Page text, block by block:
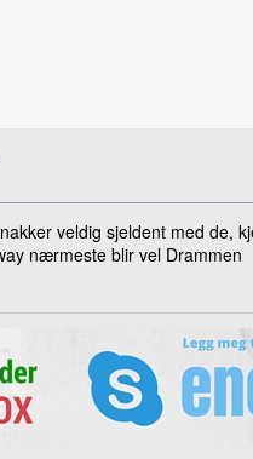
veldig sjeldent med de,
nærmeste blir vel Drammen